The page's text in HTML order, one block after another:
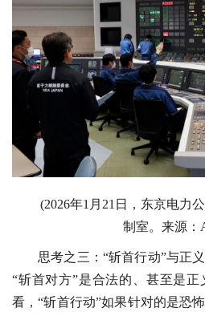
(2026年1月21日，东京电力
制室。来源：
思考之三：“斩首行动”与正
“斩首对方”是合法的、甚至是
看，“斩首行动”如果针对的是恐